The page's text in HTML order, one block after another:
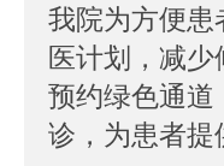
我院为方便患
医计划，减
预约绿色通道
诊，为患者提